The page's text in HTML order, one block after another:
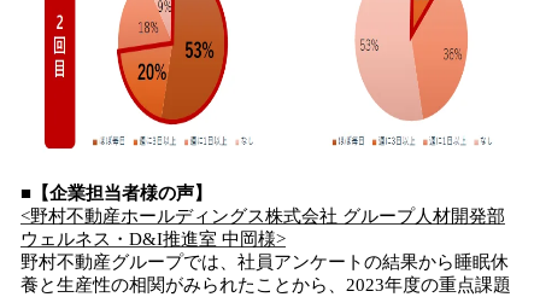
■【企業担当者様の声】
<野村不動産ホールディングス株式会社 グループ人材開発部
ウェルネス・D&I推進室 中岡様>
野村不動産グループでは、社員アンケートの結果から睡眠休
養と生産性の相関がみられたことから、2023年度の重点課題